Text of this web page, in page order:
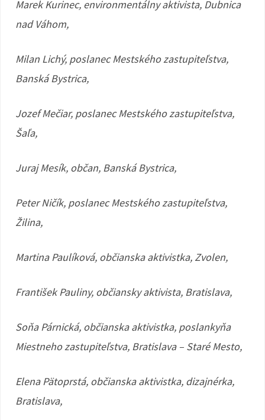
Marek Kurinec, environmentálny aktivista, Dubnica
nad Váhom,
Milan Lichý, poslanec Mestského zastupiteľstva,
Banská Bystrica,
Jozef Mečiar, poslanec Mestského zastupiteľstva,
Šaľa,
Juraj Mesík, občan, Banská Bystrica,
Peter Ničík, poslanec Mestského zastupiteľstva,
Žilina,
Martina Paulíková, občianska aktivistka, Zvolen,
František Pauliny, občiansky aktivista, Bratislava,
Soňa Párnická, občianska aktivistka, poslankyňa
Miestneho zastupiteľstva, Bratislava – Staré Mesto,
Elena Pätoprstá, občianska aktivistka, dizajnérka,
Bratislava,